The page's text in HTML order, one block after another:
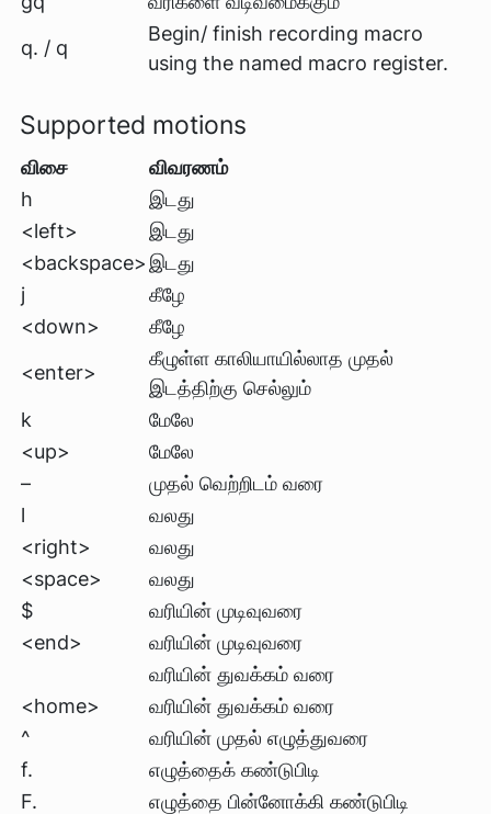
q. / q
Begin/ finish recording macro
using the named macro register.
Supported motions
விசை
விவரணம்
h
இடது
<left>
இடது
<backspace> இடது
j
கீழே
<down>
கீழே
<enter>
கீழுள்ள காலியாயில்லாத முதல்
இடத்திற்கு செல்லும்
k
மேலே
<up>
மேலே
–
முதல் வெற்றிடம் வரை
l
வலது
<right>
வலது
<space>
வலது
$
வரியின் முடிவுவரை
<end>
வரியின் முடிவுவரை
வரியின் துவக்கம் வரை
<home>
வரியின் துவக்கம் வரை
^
வரியின் முதல் எழுத்துவரை
f.
எழுத்தைக் கண்டுபிடி
F.
எழுத்தை பின்னோக்கி கண்டுபிடி